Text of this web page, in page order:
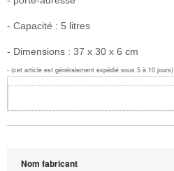
- Capacité : 5 litres
- Dimensions : 37 x 30 x 6 cm
- (cet article est généralement expédié sous 5 à 10 jours)
Nom fabricant